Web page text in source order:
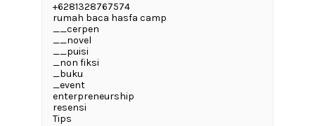
+6281328767574
rumah baca hasfa camp
__cerpen
__novel
__puisi
_non fiksi
_buku
_event
enterpreneurship
resensi
Tips